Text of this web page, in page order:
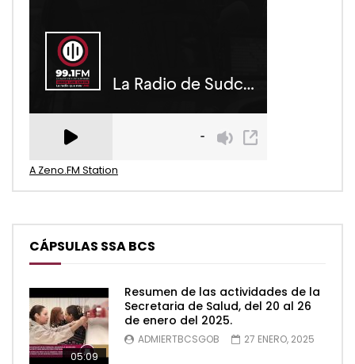
A Zeno.FM Station
CÁPSULAS SSA BCS
05:09
Resumen de las actividades de la
Secretaria de Salud, del 20 al 26
de enero del 2025.
ADMIERTBCSGOB 27 ENERO, 2025